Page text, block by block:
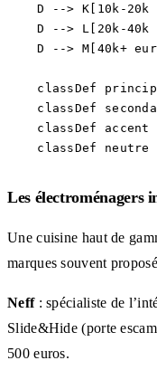
D --> K[10k-20k
D --> L[20k-40k
D --> M[40k+
classDef
classDef
classDef accent
Les électroménagers
Une cuisine haut de
marques souvent
Neff: spécialiste de
Slide&Hide (porte
500 euros.